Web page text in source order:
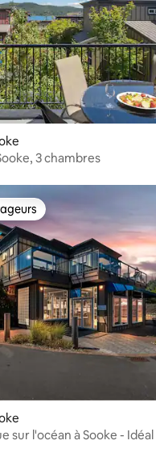
3 chambres
sur l'océan à Sooke -